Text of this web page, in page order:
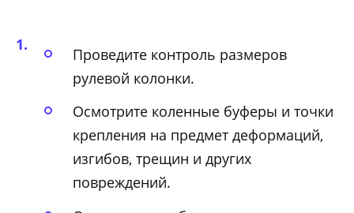
Проведите контроль размеров
рулевой колонки.
Осмотрите коленные буферы и точки
крепления на предмет деформаций,
изгибов, трещин и других
повреждений.